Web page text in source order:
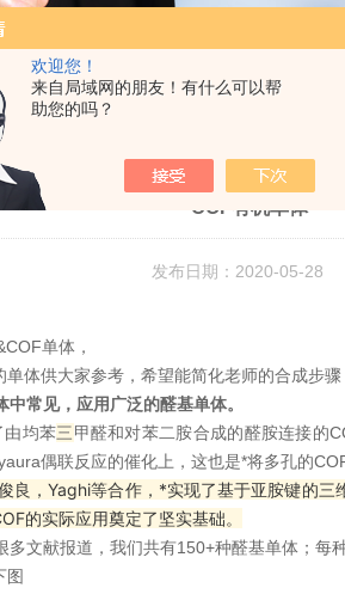
欢迎您！
来自局域网的朋友！有什么可以帮
助您的吗？
技术文章 > COF有机单体——醛基有机单体
COF有机单体——
发布日期：2020-05-28
单体，
体供大家参考，希望能简化老师的合成步骤
常见，应用广泛的醛基单体。
由均苯三甲醛和对苯二胺合成的醛胺连接的
偶联反应的催化上，这也是*将多孔的
良，Yaghi等合作，*实现了基于亚胺键的
的实际应用奠定了坚实基础。
多文献报道，我们共有150+种醛基单体；每
图